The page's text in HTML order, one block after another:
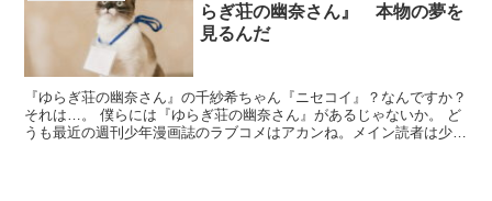
らぎ荘の幽奈さん』 本物の夢を
見るんだ
『ゆらぎ荘の幽奈さん』の千紗希ちゃん『ニセコイ』？なんですか？
それは…。 僕らには『ゆらぎ荘の幽奈さん』があるじゃないか。 ど
うも最近の週刊少年漫画誌のラブコメはアカンね。メイン読者は少年